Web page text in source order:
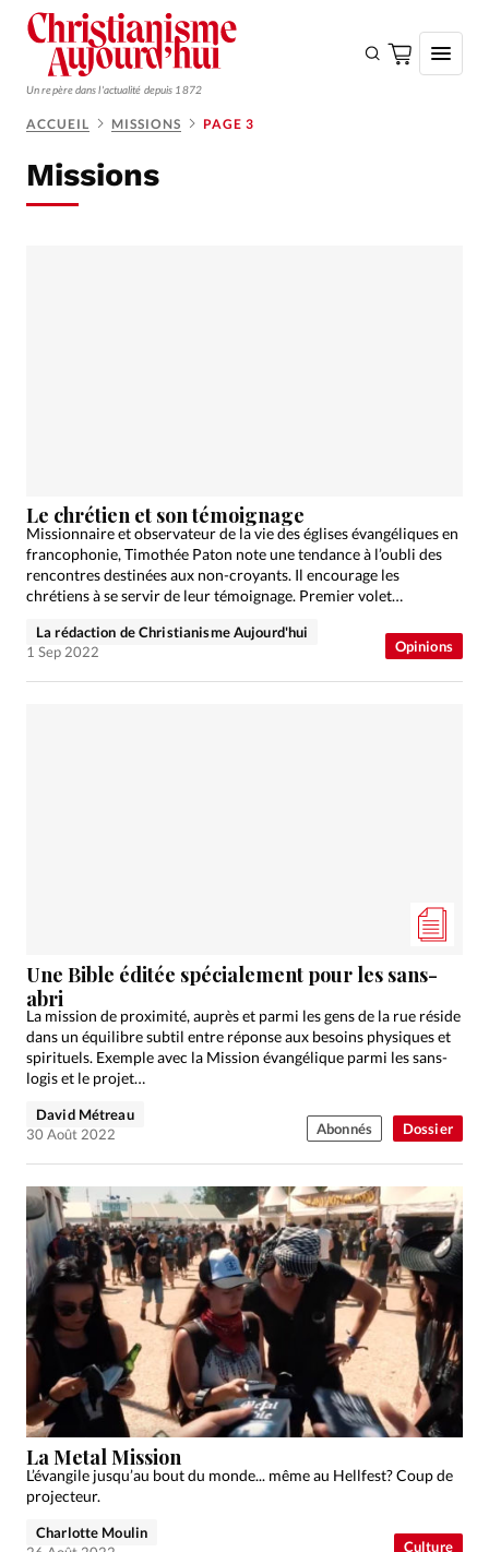
Un repère dans l'actualité depuis 1872
Monde
Devise:CHF
RUBRIQUES
Tous les articles
Actualité chrétienne
Actualité internationale
Chronique
Culture
Dossier
Monde
ACCUEIL MISSIONS PAGE 3
Missions
Opinions
Le chrétien et son témoignage
Missionnaire et observateur de la vie des églises évangéliques en
francophonie, Timothée Paton note une tendance à l’oubli des
rencontres destinées aux non-croyants. Il encourage les
chrétiens à se servir de leur témoignage. Premier volet…
La rédaction de Christianisme Aujourd'hui
1 Sep 2022
Dossier
Une Bible éditée spécialement pour les sans-
abri
La mission de proximité, auprès et parmi les gens de la rue réside
dans un équilibre subtil entre réponse aux besoins physiques et
spirituels. Exemple avec la Mission évangélique parmi les sans-
logis et le projet…
David Métreau
30 Août 2022
Abonnés
Culture
La Metal Mission
L’évangile jusqu’au bout du monde... même au Hellfest? Coup de
projecteur.
Charlotte Moulin